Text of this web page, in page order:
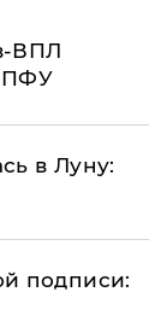
ВПЛ
ПФУ
в Луну:
подписи: